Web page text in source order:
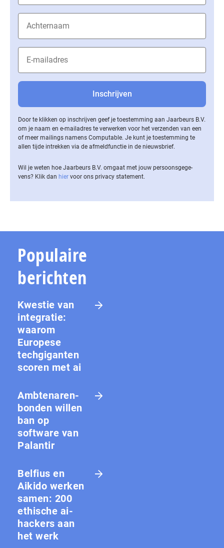
Door te klikken op inschrijven geef je toestemming aan Jaarbeurs B.V.
om je naam en e-mailadres te verwerken voor het verzenden van een
of meer mailings namens Computable. Je kunt je toestemming te
allen tijde intrekken via de af­meld­func­tie in de nieuwsbrief.
Wil je weten hoe Jaarbeurs B.V. omgaat met jouw per­soons­ge­ge­
vens? Klik dan hier voor ons privacy statement.
Populaire
berichten
Kwestie van
integratie:
waarom
Europese
techgiganten
scoren met ai
Amb­te­na­ren­
bon­den willen
ban op
software van
Palantir
Belfius en
Aikido werken
samen: 200
ethische ai-
hackers aan
het werk